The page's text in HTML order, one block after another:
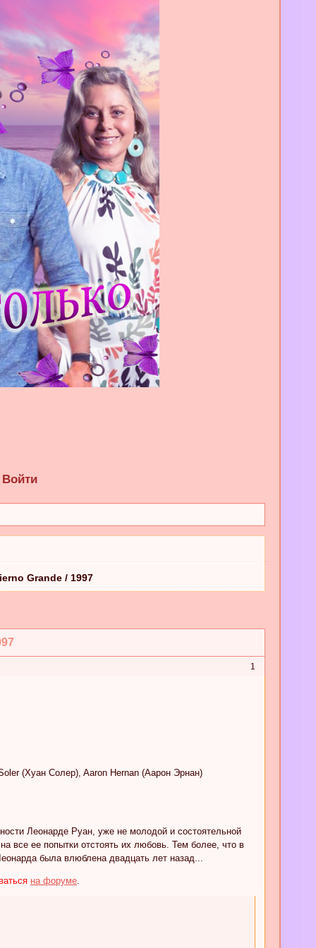
Войти
Grande / 1997
1
(Хуан Солер), Aaron Hernan (Аарон Эрнан)
Леонарде Руан, уже не молодой и состоятельной
все ее попытки отстоять их любовь. Тем более, что в
была влюблена двадцать лет назад...
на форуме.